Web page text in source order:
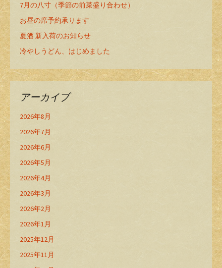
7月の八寸（季節の前菜盛り合わせ）
お昼の席予約承ります
夏酒 新入荷のお知らせ
冷やしうどん、はじめました
アーカイブ
2026年8月
2026年7月
2026年6月
2026年5月
2026年4月
2026年3月
2026年2月
2026年1月
2025年12月
2025年11月